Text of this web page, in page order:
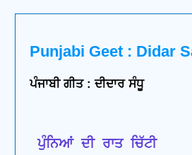
Punjabi Geet : Didar
ਪੰਜਾਬੀ ਗੀਤ : ਦੀਦਾਰ ਸੰਧੂ
ਪੁੰਨਿਆਂ ਦੀ ਰਾਤ ਚਿੱਟੀ